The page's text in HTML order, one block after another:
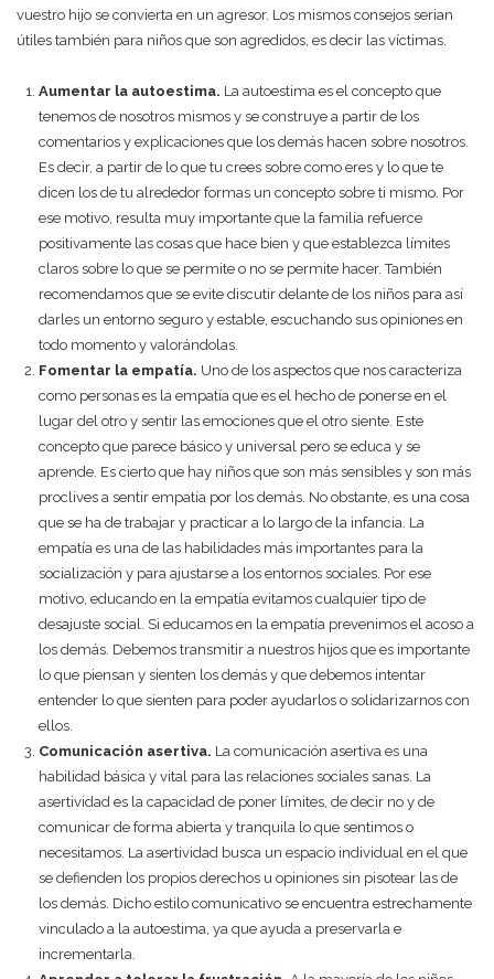
vuestro hijo se convierta en un agresor. Los mismos consejos serian
útiles también para niños que son agredidos, es decir las víctimas.
Aumentar la autoestima. La autoestima es el concepto que
tenemos de nosotros mismos y se construye a partir de los
comentarios y explicaciones que los demás hacen sobre nosotros.
Es decir, a partir de lo que tu crees sobre como eres y lo que te
dicen los de tu alrededor formas un concepto sobre ti mismo. Por
ese motivo, resulta muy importante que la familia refuerce
positivamente las cosas que hace bien y que establezca límites
claros sobre lo que se permite o no se permite hacer. También
recomendamos que se evite discutir delante de los niños para así
darles un entorno seguro y estable, escuchando sus opiniones en
todo momento y valorándolas.
Fomentar la empatía. Uno de los aspectos que nos caracteriza
como personas es la empatía que es el hecho de ponerse en el
lugar del otro y sentir las emociones que el otro siente. Este
concepto que parece básico y universal pero se educa y se
aprende. Es cierto que hay niños que son más sensibles y son más
proclives a sentir empatía por los demás. No obstante, es una cosa
que se ha de trabajar y practicar a lo largo de la infancia. La
empatía es una de las habilidades más importantes para la
socialización y para ajustarse a los entornos sociales. Por ese
motivo, educando en la empatía evitamos cualquier tipo de
desajuste social. Si educamos en la empatía prevenimos el acoso a
los demás. Debemos transmitir a nuestros hijos que es importante
lo que piensan y sienten los demás y que debemos intentar
entender lo que sienten para poder ayudarlos o solidarizarnos con
ellos.
Comunicación asertiva. La comunicación asertiva es una
habilidad básica y vital para las relaciones sociales sanas. La
asertividad es la capacidad de poner límites, de decir no y de
comunicar de forma abierta y tranquila lo que sentimos o
necesitamos. La asertividad busca un espacio individual en el que
se defienden los propios derechos u opiniones sin pisotear las de
los demás. Dicho estilo comunicativo se encuentra estrechamente
vinculado a la autoestima, ya que ayuda a preservarla e
incrementarla.